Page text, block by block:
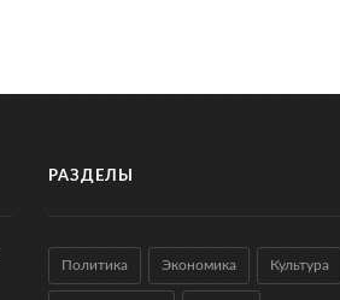
РАЗДЕЛЫ
Политика Экономика Культура